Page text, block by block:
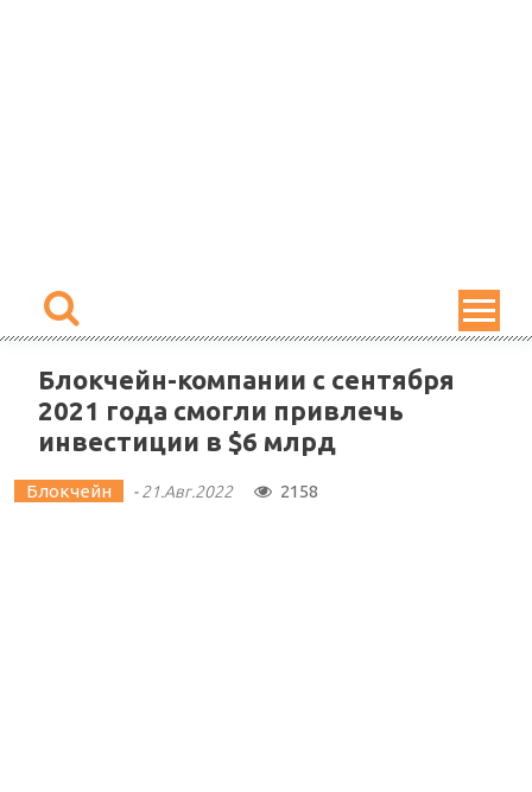
Блокчейн-компании с сентября
2021 года смогли привлечь
инвестиции в $6 млрд
Блокчейн -21.Авг.2022 2158